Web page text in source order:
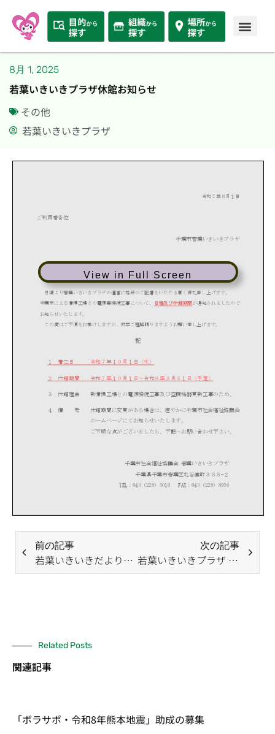
8月 1, 2025
若葉いきいきプラザ休館お知らせ
その他
若葉いきいきプラザ
View in Full Screen
前の記事
若葉いきいきだより3月号掲載
次の記事
若葉いきいきプラザ 9月13日(日)「臨時休館」のお知らせ
Related Posts
関連記事
「ボラサポ・令和8年熊本地震」助成の募集